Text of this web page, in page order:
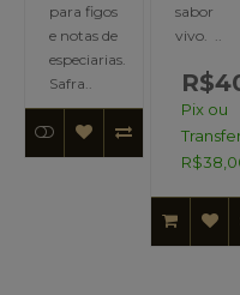
para figos
e notas de
especiarias.
Safra..
sabor
vivo. ..
Pix ou